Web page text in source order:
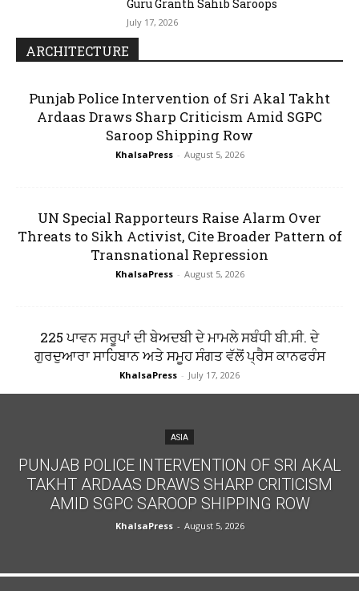
Guru Granth Sahib Saroops
July 17, 2026
ARCHITECTURE
Punjab Police Intervention of Sri Akal Takht
Ardaas Draws Sharp Criticism Amid SGPC
Saroop Shipping Row
KhalsaPress - August 5, 2026
UN Special Rapporteurs Raise Alarm Over
Threats to Sikh Activist, Cite Broader Pattern of
Transnational Repression
KhalsaPress - August 5, 2026
225 ਪਾਵਨ ਸਰੂਪਾਂ ਦੀ ਬੇਅਦਬੀ ਦੇ ਮਾਮਲੇ ਸਬੰਧੀ ਬੀ.ਸੀ. ਦੇ
ਗੁਰਦੁਆਰਾ ਸਾਹਿਬਾਨ ਅਤੇ ਸਮੂਹ ਸੰਗਤ ਵੱਲੋਂ ਪ੍ਰੈਸ ਕਾਨਫਰੰਸ
KhalsaPress - July 17, 2026
ASIA
PUNJAB POLICE INTERVENTION OF SRI AKAL
TAKHT ARDAAS DRAWS SHARP CRITICISM
AMID SGPC SAROOP SHIPPING ROW
KhalsaPress - August 5, 2026